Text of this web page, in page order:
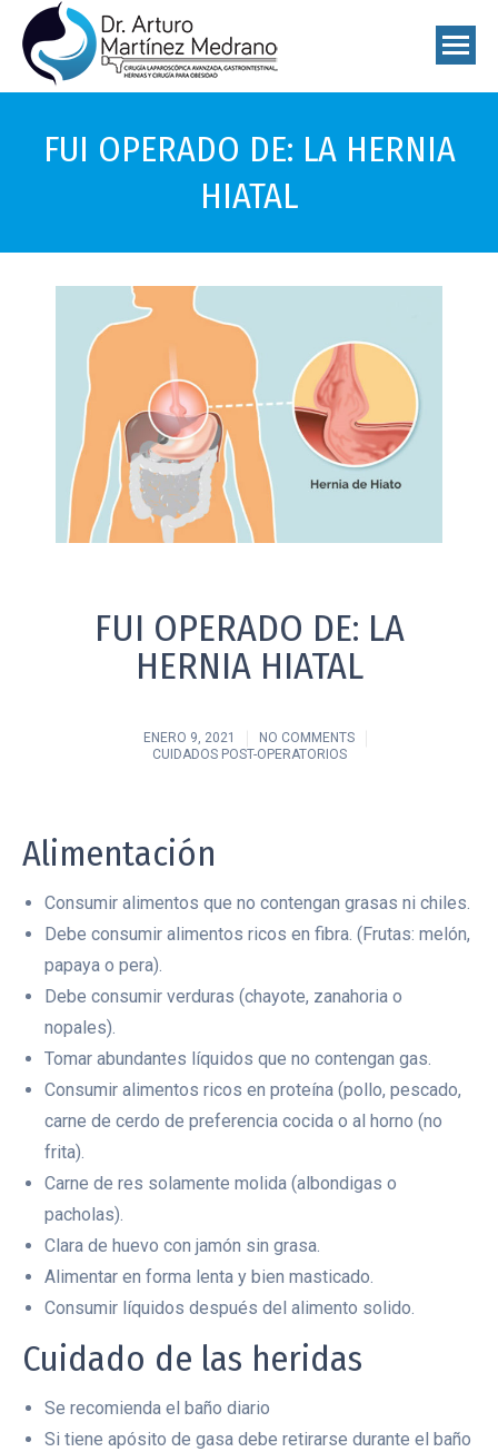
FUI OPERADO DE: LA HERNIA
HIATAL
FUI OPERADO DE: LA
HERNIA HIATAL
ENERO 9, 2021
NO COMMENTS
CUIDADOS POST-OPERATORIOS
Alimentación
Consumir alimentos que no contengan grasas ni chiles.
Debe consumir alimentos ricos en fibra. (Frutas: melón,
papaya o pera).
Debe consumir verduras (chayote, zanahoria o
nopales).
Tomar abundantes líquidos que no contengan gas.
Consumir alimentos ricos en proteína (pollo, pescado,
carne de cerdo de preferencia cocida o al horno (no
frita).
Carne de res solamente molida (albondigas o
pacholas).
Clara de huevo con jamón sin grasa.
Alimentar en forma lenta y bien masticado.
Consumir líquidos después del alimento solido.
Cuidado de las heridas
Se recomienda el baño diario
Si tiene apósito de gasa debe retirarse durante el baño